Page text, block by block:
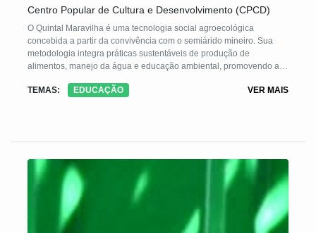
Centro Popular de Cultura e Desenvolvimento (CPCD)
O Quintal Maravilha é uma tecnologia social agroecológica
concebida a partir da convivência com o semiárido mineiro. Sua
metodologia integra práticas sustentáveis de produção de
alimentos, manejo da água e educação ambiental, promovendo a
comunitário. A experiência bem-sucedida no semiárido mineiro
socioeconômicas.
TEMAS: EDUCAÇÃO VER MAIS